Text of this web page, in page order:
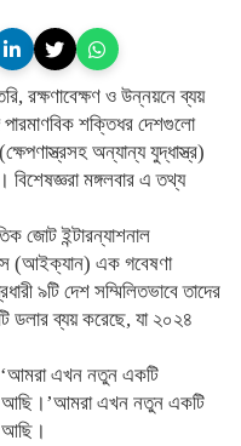
রক্ষণাবেক্ষণ ও উন্নয়নে ব্যয়
শক্তিধর দেশগুলো
অন্যান্য যুদ্ধাস্ত্র)
মঙ্গলবার এ তথ্য
জোট ইন্টারন্যাশনাল
(আইক্যান) এক গবেষণা
৯টি দেশ সম্মিলিতভাবে তাদের
ডলার ব্যয় করেছে, যা ২০২৪
‘আমরা এখন নতুন একটি
আছি।’আমরা এখন নতুন একটি
আছি।